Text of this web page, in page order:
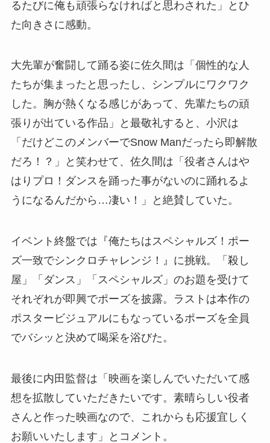
るたびに俺も頑張らなければと思わされた」とひ
た向きさに感動。
大先輩が奮闘して踊る姿に佐久間は「個性的な人
たちが集まったと思ったし、シンプルにワクワク
した。胸が熱くなる感じがあって、先輩たちの頑
張りが出ている作品」と最敬礼すると、小沢は
「だけどこのメンバーでSnow Manだったら即解散
だろ！？」と笑わせて、佐久間は「役者さんはや
はりプロ！ダンスを踊った事がないのに踊れるよ
うになるんだから…凄い！」と絶賛していた。
イベント終盤では『俺たちはスペシャルズ！ポー
ズ一致でシンクロチャレンジ！』に挑戦。「殺し
屋」「ダンス」「スペシャルズ」のお題を受けて
それぞれが即興でポーズを披露。ラストは本作の
ポスタービジュアルにもなっているポーズを全員
でバシッと決めて喝采を浴びた。
最後に内田監督は「映画を楽しんでいただいて感
想を拡散していただきたいです。素晴らしい役者
さんと作った映画なので、これからも応援宜しく
お願いいたします」とコメント。